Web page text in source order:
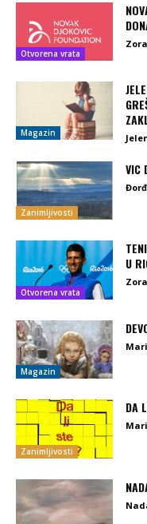
Otvorena vrata
Magazin
Zanimljivosti
VIC
Otvorena vrata
U
Magazin
Zanimljivosti
DA